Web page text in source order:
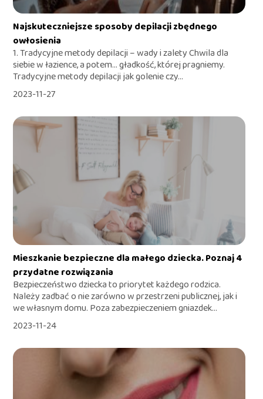
Najskuteczniejsze sposoby depilacji zbędnego
owłosienia
1. Tradycyjne metody depilacji – wady i zalety Chwila dla
siebie w łazience, a potem... gładkość, której pragniemy.
Tradycyjne metody depilacji jak golenie czy...
2023-11-27
Mieszkanie bezpieczne dla małego dziecka. Poznaj 4
przydatne rozwiązania
Bezpieczeństwo dziecka to priorytet każdego rodzica.
Należy zadbać o nie zarówno w przestrzeni publicznej, jak i
we własnym domu. Poza zabezpieczeniem gniazdek...
2023-11-24